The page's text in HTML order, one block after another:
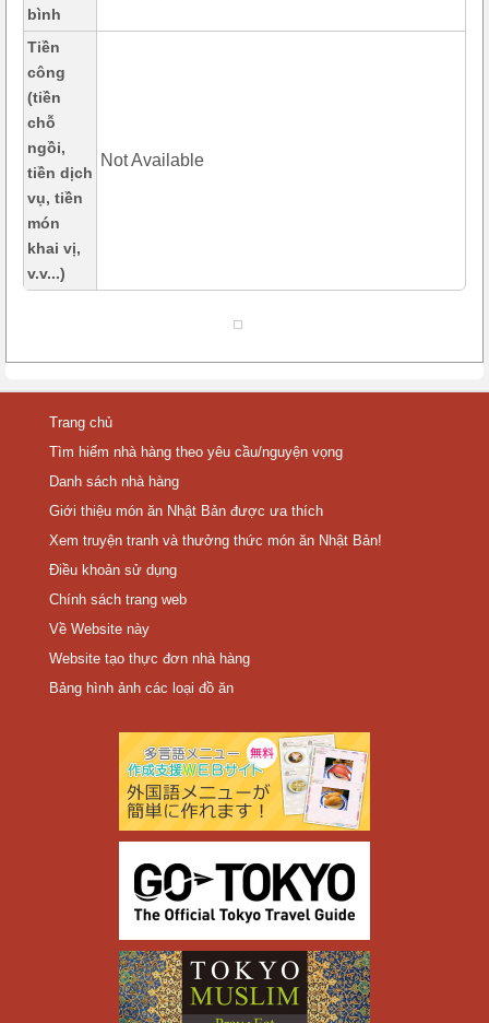
bình
Tiền
công
(tiền
chỗ
ngồi,
tiền dịch
vụ, tiền
món
khai vị,
v.v...)
Not Available
Trang chủ
Tìm hiếm nhà hàng theo yêu cầu/nguyện vọng
Danh sách nhà hàng
Giới thiệu món ăn Nhật Bản được ưa thích
Xem truyện tranh và thưởng thức món ăn Nhật Bản!
Điều khoản sử dụng
Chính sách trang web
Về Website này
Website tạo thực đơn nhà hàng
Bảng hình ảnh các loại đồ ăn